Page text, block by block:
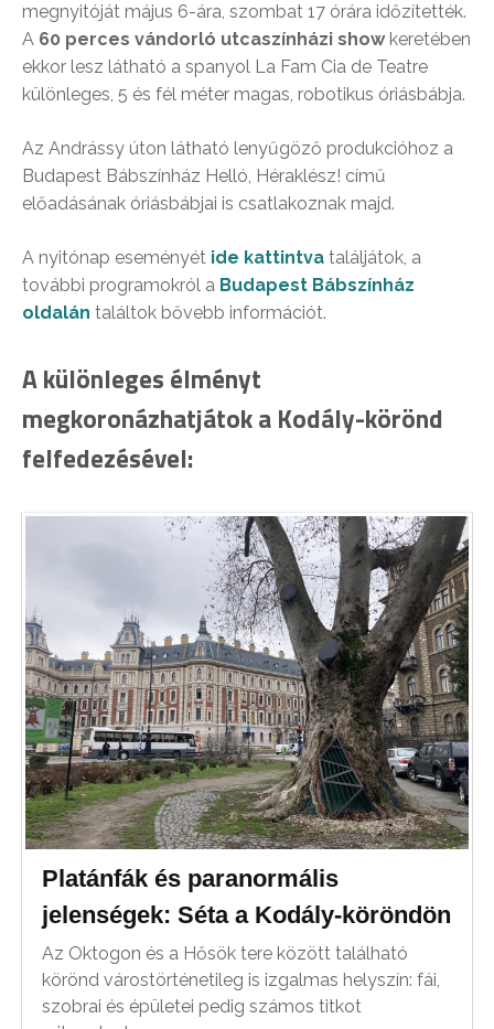
megnyitóját május 6-ára, szombat 17 órára időzítették.
A 60 perces vándorló utcaszínházi showkeretében
ekkor lesz látható a spanyol La Fam Cia de Teatre
különleges, 5 és fél méter magas, robotikus óriásbábja.
Az Andrássy úton látható lenyűgöző produkcióhoz a
Budapest Bábszínház Helló, Héraklész! című
előadásának óriásbábjai is csatlakoznak majd.
A nyitónap eseményét ide kattintva találjátok, a
további programokról a Budapest Bábszínház
oldalán találtok bővebb információt.
A különleges élményt
megkoronázhatjátok a Kodály-körönd
felfedezésével:
Platánfák és paranormális
jelenségek: Séta a Kodály-köröndön
Az Oktogon és a Hősök tere között található
körönd várostörténetileg is izgalmas helyszín: fái,
szobrai és épületei pedig számos titkot